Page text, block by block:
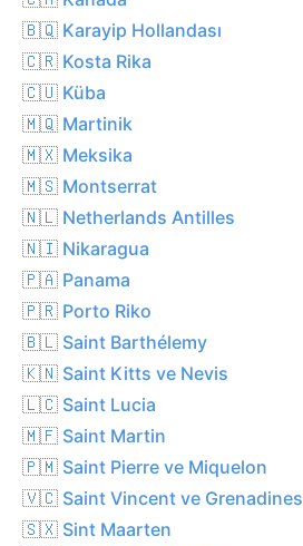
🇧🇶 Karayip Hollandası
🇨🇷 Kosta Rika
🇨🇺 Küba
🇲🇶 Martinik
🇲🇽 Meksika
🇲🇸 Montserrat
🇳🇱 Netherlands Antilles
🇳🇮 Nikaragua
🇵🇦 Panama
🇵🇷 Porto Riko
🇧🇱 Saint Barthélemy
🇰🇳 Saint Kitts ve Nevis
🇱🇨 Saint Lucia
🇲🇫 Saint Martin
🇵🇲 Saint Pierre ve Miquelon
🇻🇨 Saint Vincent ve Grenadines
🇸🇽 Sint Maarten